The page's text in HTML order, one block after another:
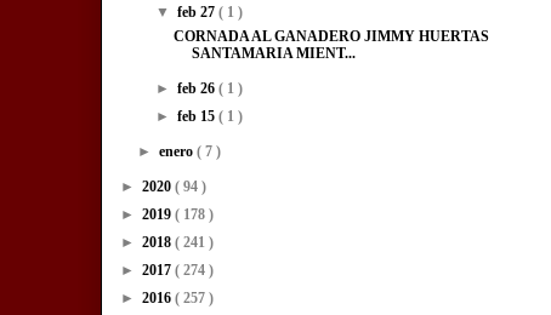
▼ feb 27 ( 1 )
CORNADA AL GANADERO JIMMY HUERTAS
SANTAMARIA MIENT...
► feb 26 ( 1 )
► feb 15 ( 1 )
►enero( 7 )
► 2020 ( 94 )
► 2019 ( 178 )
► 2018 ( 241 )
► 2017 ( 274 )
► 2016 ( 257 )